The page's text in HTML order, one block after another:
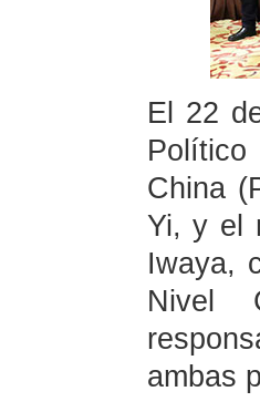
El 22
China
Yi, y el
Iwaya,
Nivel
ambas